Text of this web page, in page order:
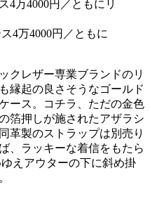
4万4000円／ともに
クレザー専業ブランドのリ
縁起の良さそうなゴールド
ース。コチラ、ただの金色
箔押しが施されたアザラシ
革製のストラップは別売り
、ラッキーな着信をもたら
えアウターの下に斜め掛